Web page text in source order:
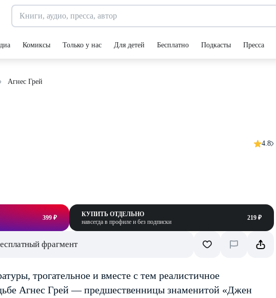
Комиксы Только у нас Для детей Бесплатно Подкасты Пресса
Агнес Грей
4.8
399 ₽
КУПИТЬ ОТДЕЛЬНО
навсегда в профиле и без подписки
219 ₽
фрагмент
трогательное и вместе с тем реалистичное
Агнес Грей — предшественницы знаменитой «Джен